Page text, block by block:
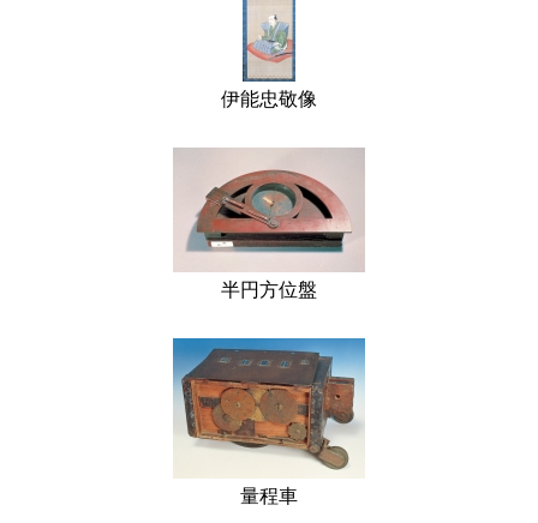
伊能忠敬像
半円方位盤
量程車